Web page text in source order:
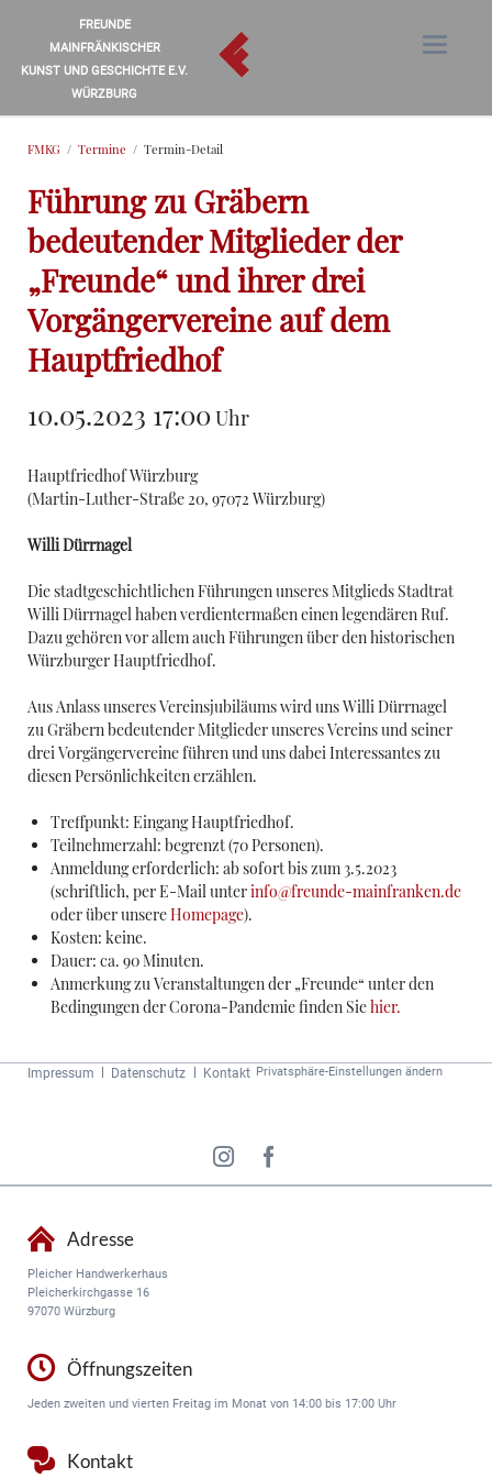
FREUNDE
MAINFRÄNKISCHER
KUNST UND GESCHICHTE E.V.
WÜRZBURG
FMKG Termine Termin-Detail
Führung zu Gräbern
bedeutender Mitglieder der
„Freunde“ und ihrer drei
Vorgängervereine auf dem
Hauptfriedhof
10.05.2023 17:00 Uhr
Hauptfriedhof Würzburg
(Martin-Luther-Straße 20, 97072 Würzburg)
Willi Dürrnagel
Die stadtgeschichtlichen Führungen unseres Mitglieds Stadtrat
Willi Dürrnagel haben verdientermaßen einen legendären Ruf.
Dazu gehören vor allem auch Führungen über den historischen
Würzburger Hauptfriedhof.
Aus Anlass unseres Vereinsjubiläums wird uns Willi Dürrnagel
zu Gräbern bedeutender Mitglieder unseres Vereins und seiner
drei Vorgängervereine führen und uns dabei Interessantes zu
diesen Persönlichkeiten erzählen.
Treffpunkt: Eingang Hauptfriedhof.
Teilnehmerzahl: begrenzt (70 Personen).
Anmeldung erforderlich: ab sofort bis zum 3.5.2023
(schriftlich, per E-Mail unterinfo@freunde-mainfranken.de
oder über unsereHomepage).
Kosten: keine.
Dauer: ca. 90 Minuten.
Anmerkung zu Veranstaltungen der „Freunde“ unter den
Bedingungen der Corona-Pandemie finden Siehier.
Navigation
Impressum Datenschutz Kontakt Privatsphäre-Einstellungen ändern
Adresse
Pleicher Handwerkerhaus
Pleicherkirchgasse 16
97070 Würzburg
Öffnungszeiten
Jeden zweiten und vierten Freitag im Monat von 14:00 bis 17:00 Uhr
Kontakt